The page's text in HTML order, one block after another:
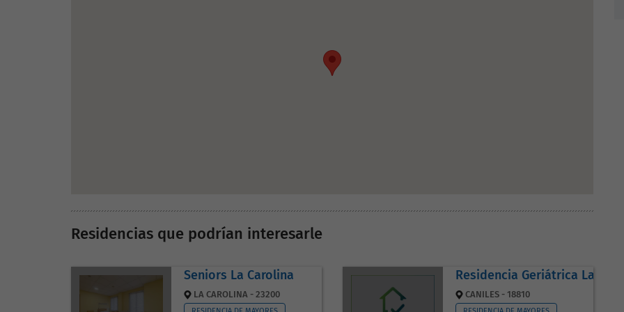
Residencias que podrían interesarle
Seniors La Carolina
LA CAROLINA - 23200
Residencia Geriátrica La
CANILES - 18810